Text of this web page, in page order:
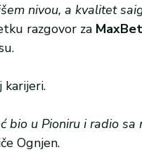
nivou, a kvalitet
razgovor za
karijeri.
bio u Pioniru i radio sa
Ognjen.